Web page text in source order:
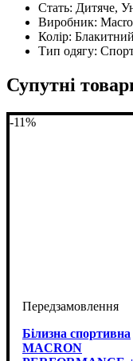
Стать: Дитяче,
Виробник:
Колір: Блакитний
Тип одягу:
Супутні
-11%
Білизна спортивна
MACRON